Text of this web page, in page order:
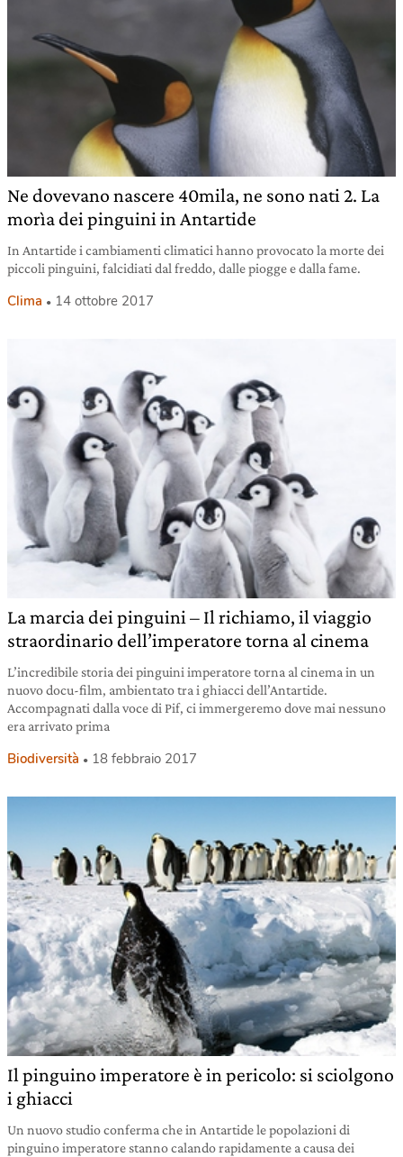
Ne dovevano nascere 40mila, ne sono nati 2. La
morìa dei pinguini in Antartide
In Antartide i cambiamenti climatici hanno provocato la morte dei
piccoli pinguini, falcidiati dal freddo, dalle piogge e dalla fame.
Clima 14 ottobre 2017
La marcia dei pinguini – Il richiamo, il viaggio
straordinario dell’imperatore torna al cinema
L’incredibile storia dei pinguini imperatore torna al cinema in un
nuovo docu-film, ambientato tra i ghiacci dell’Antartide.
Accompagnati dalla voce di Pif, ci immergeremo dove mai nessuno
era arrivato prima
Biodiversità 18 febbraio 2017
Il pinguino imperatore è in pericolo: si sciolgono
i ghiacci
Un nuovo studio conferma che in Antartide le popolazioni di
pinguino imperatore stanno calando rapidamente a causa dei